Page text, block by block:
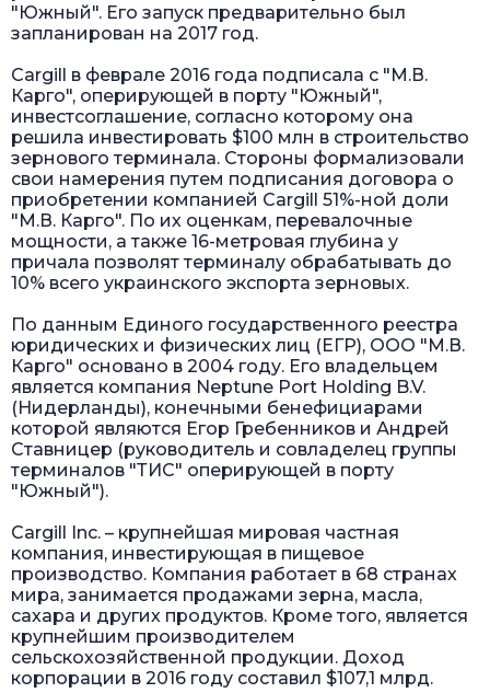
"Южный". Его запуск предварительно был
запланирован на 2017 год.
Cargill в феврале 2016 года подписала с "М.В.
Карго", оперирующей в порту "Южный",
инвестсоглашение, согласно которому она
решила инвестировать $100 млн в строительство
зернового терминала. Стороны формализовали
свои намерения путем подписания договора о
приобретении компанией Cargill 51%-ной доли
"М.В. Карго". По их оценкам, перевалочные
мощности, а также 16-метровая глубина у
причала позволят терминалу обрабатывать до
10% всего украинского экспорта зерновых.
По данным Единого государственного реестра
юридических и физических лиц (ЕГР), ООО "М.В.
Карго" основано в 2004 году. Его владельцем
является компания Neptune Port Holding B.V.
(Нидерланды), конечными бенефициарами
которой являются Егор Гребенников и Андрей
Ставницер (руководитель и совладелец группы
терминалов "ТИС" оперирующей в порту
"Южный").
Cargill Inc. – крупнейшая мировая частная
компания, инвестирующая в пищевое
производство. Компания работает в 68 странах
мира, занимается продажами зерна, масла,
сахара и других продуктов. Кроме того, является
крупнейшим производителем
сельскохозяйственной продукции. Доход
корпорации в 2016 году составил $107,1 млрд.